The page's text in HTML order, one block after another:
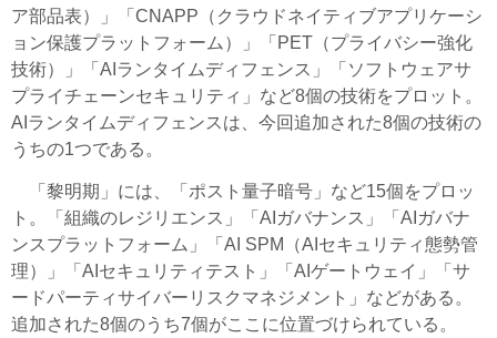
ア部品表）」「CNAPP（クラウドネイティブアプリケーシ
ョン保護プラットフォーム）」「PET（プライバシー強化
技術）」「AIランタイムディフェンス」「ソフトウェアサ
プライチェーンセキュリティ」など8個の技術をプロット。
AIランタイムディフェンスは、今回追加された8個の技術の
うちの1つである。
「黎明期」には、「ポスト量子暗号」など15個をプロッ
ト。「組織のレジリエンス」「AIガバナンス」「AIガバナ
ンスプラットフォーム」「AI SPM（AIセキュリティ態勢管
理）」「AIセキュリティテスト」「AIゲートウェイ」「サ
ードパーティサイバーリスクマネジメント」などがある。
追加された8個のうち7個がここに位置づけられている。